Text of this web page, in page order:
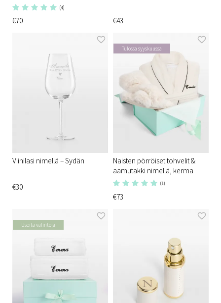
(4)
€70 €43
Viinilasi nimellä – Sydän
€30
Tulossa syyskuussa
Naisten pörröiset tohvelit &
aamutakki nimellä, kerma
(1)
€73
Useita valintoja